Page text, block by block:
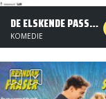
DE ELSKENDE PASSAGERER
KOMEDIE